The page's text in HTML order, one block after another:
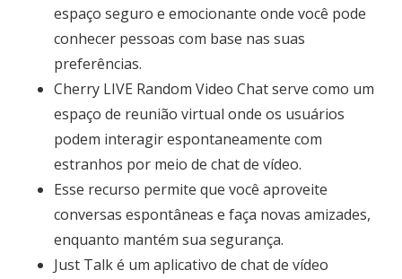
espaço seguro e emocionante onde você pode
conhecer pessoas com base nas suas
preferências.
Cherry LIVE Random Video Chat serve como um
espaço de reunião virtual onde os usuários
podem interagir espontaneamente com
estranhos por meio de chat de vídeo.
Esse recurso permite que você aproveite
conversas espontâneas e faça novas amizades,
enquanto mantém sua segurança.
Just Talk é um aplicativo de chat de vídeo